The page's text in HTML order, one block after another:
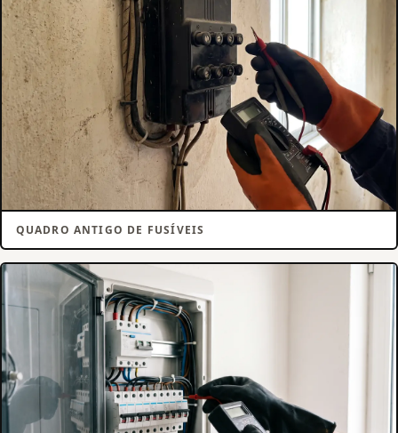
QUADRO ANTIGO DE FUSÍVEIS